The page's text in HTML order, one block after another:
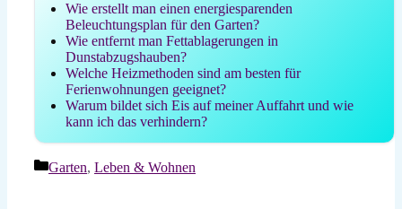
Wie erstellt man einen energiesparenden
Beleuchtungsplan für den Garten?
Wie entfernt man Fettablagerungen in
Dunstabzugshauben?
Welche Heizmethoden sind am besten für
Ferienwohnungen geeignet?
Warum bildet sich Eis auf meiner Auffahrt und wie
kann ich das verhindern?
Kategorien
Garten, Leben & Wohnen